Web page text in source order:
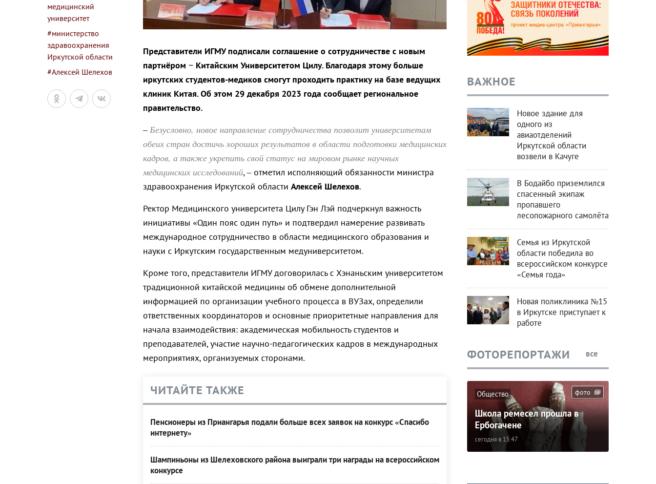
медицинский
университет
#министерство
здравоохранения
Иркутской области
#Алексей Шелехов
Представители ИГМУ подписали соглашение о сотрудничестве с новым
партнёром − Китайским Университетом Цилу. Благодаря этому больше
иркутских студентов-медиков смогут проходить практику на базе ведущих
клиник Китая. Об этом 29 декабря 2023 года сообщает региональное
правительство.
–Безусловно, новое направление сотрудничества позволит университетам
обеих стран достичь хороших результатов в области подготовки медицинских
кадров, а также укрепить свой статус на мировом рынке научных
медицинских исследований, – отметил исполняющий обязанности министра
здравоохранения Иркутской области Алексей Шелехов.
Ректор Медицинского университета Цилу Гэн Лэй подчеркнул важность
инициативы «Один пояс один путь» и подтвердил намерение развивать
международное сотрудничество в области медицинского образования и
науки с Иркутским государственным медуниверситетом.
Кроме того, представители ИГМУ договорилась с Хэнаньским университетом
традиционной китайской медицины об обмене дополнительной
информацией по организации учебного процесса в ВУЗах, определили
ответственных координаторов и основные приоритетные направления для
начала взаимодействия: академическая мобильность студентов и
преподавателей, участие научно-педагогических кадров в международных
мероприятиях, организуемых сторонами.
ЧИТАЙТЕ ТАКЖЕ
Пенсионеры из Приангарья подали больше всех заявок на конкурс «Спасибо
интернету»
Шампиньоны из Шелеховского района выиграли три награды на всероссийском
конкурсе
ВАЖНОЕ
Новое здание для
одного из
авиаотделений
Иркутской области
возвели в Качуге
В Бодайбо приземлился
спасенный экипаж
пропавшего
лесопожарного самолёта
Семья из Иркутской
области победила во
всероссийском конкурсе
«Семья года»
Новая поликлиника №15
в Иркутске приступает к
работе
ФОТОРЕПОРТАЖИ все
фото
Общество
Школа ремесел прошла в
Ербогачене
сегодня в 15:47